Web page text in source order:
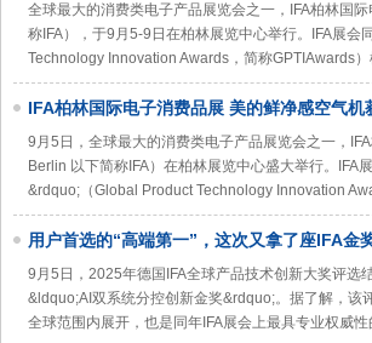
全球最大的消费类电子产品展览会之一，IFA柏林国
称IFA），于9月5-9日在柏林展览中心举行。IFA展
Technology Innovation Awards，简称GPTIAwards
IFA柏林国际电子消费品展 美的鲜净感空气机
9月5日，全球最大的消费类电子产品展览会之一，
Berlin 以下简称IFA）在柏林展览中心盛大举行。
&rdquo;（Global Product Technology Innovation
用户首选的“高端第一”，这次又拿了座IFA金
9月5日，2025年德国IFA全球产品技术创新大奖评选
&ldquo;AI双系统分控创新金奖&rdquo;。据了解，该
全球范围内展开，也是同年IFA展会上最具专业权威